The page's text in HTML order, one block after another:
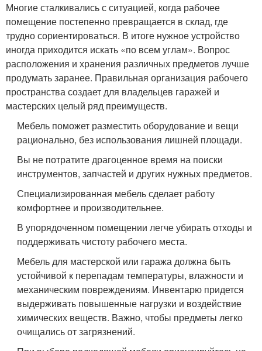
Многие сталкивались с ситуацией, когда рабочее
помещение постепенно превращается в склад, где
трудно сориентироваться. В итоге нужное устройство
иногда приходится искать «по всем углам». Вопрос
расположения и хранения различных предметов лучше
продумать заранее. Правильная организация рабочего
пространства создает для владельцев гаражей и
мастерских целый ряд преимуществ.
Мебель поможет разместить оборудование и вещи
рационально, без использования лишней площади.
Вы не потратите драгоценное время на поиски
инструментов, запчастей и других нужных предметов.
Специализированная мебель сделает работу
комфортнее и производительнее.
В упорядоченном помещении легче убирать отходы и
поддерживать чистоту рабочего места.
Мебель для мастерской или гаража должна быть
устойчивой к перепадам температуры, влажности и
механическим повреждениям. Инвентарю придется
выдерживать повышенные нагрузки и воздействие
химических веществ. Важно, чтобы предметы легко
очищались от загрязнений.